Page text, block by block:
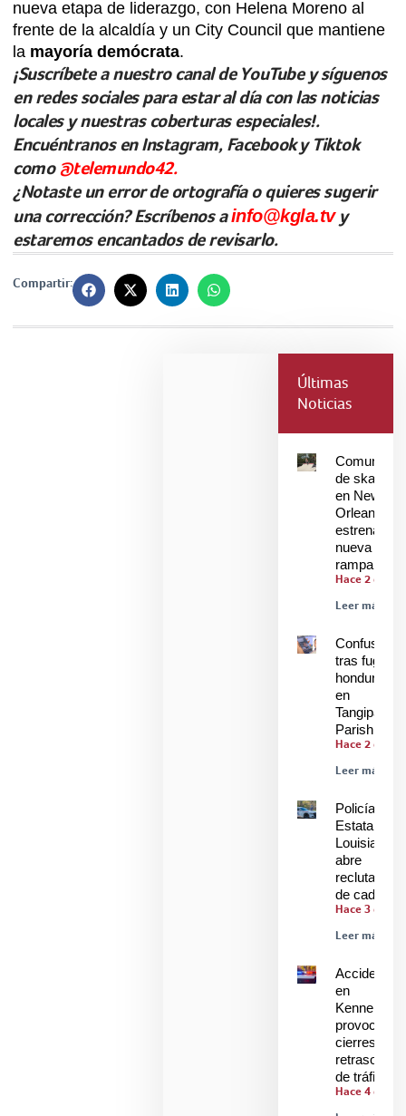
nueva etapa de liderazgo, con Helena Moreno al
frente de la alcaldía y un City Council que mantiene
la mayoría demócrata.
¡Suscríbete a nuestro canal de YouTube y síguenos
en redes sociales para estar al día con las noticias
locales y nuestras coberturas especiales!.
Encuéntranos en Instagram, Facebook y Tiktok
como@telemundo42.
¿Notaste un error de ortografía o quieres sugerir
una corrección? Escríbenos ainfo@kgla.tvy
estaremos encantados de revisarlo.
Compartir:
Últimas
Noticias
Comunidad
de skaters
en New
Orleans
estrenan
nueva
rampa
Hace 2 días
Leer más »
Confusión
tras fuga de
hondureños
en
Tangipahoa
Parish
Hace 2 días
Leer más »
Policía
Estatal de
Louisiana
abre
de cadetes
Hace 3 días
Leer más »
Accidente
en
Kenner
provoca
cierres y
retrasos
de tráfico
Hace 4 días